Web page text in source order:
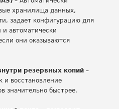
хранилища данных,
задает конфигурацию для
автоматически
они оказываются
резервных копий –
и восстановление
значительно быстрее.